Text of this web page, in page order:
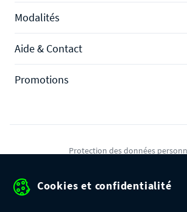
Modalités
Aide & Contact
Promotions
Protection des données
Cookies et confidentialité